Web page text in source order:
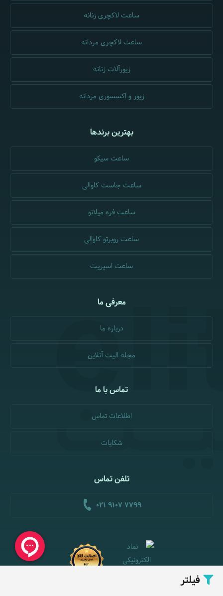
فیلتر
ساعت لاکچری زنانه
ساعت لاکچری مردانه
زیورآلات زنانه
زیور و اکسسوری مردانه
بهترین برندها
ساعت سیکو
ساعت جاست کاوالی
ساعت فره میلانو
ساعت روبرتو کاوالی
ساعت اسپریت
معرفی ما
درباره ما
مجله الیت آنلاین
تماس با ما
اطلاعات تماس
شکایات
تلفن تماس
021 9107 7799